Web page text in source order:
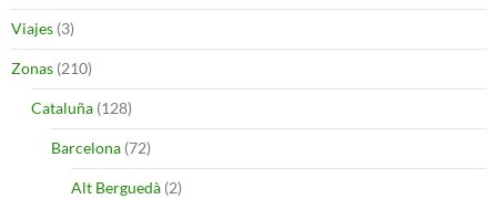
Viajes (3)
Zonas (210)
Cataluña (128)
Barcelona (72)
Alt Berguedà (2)